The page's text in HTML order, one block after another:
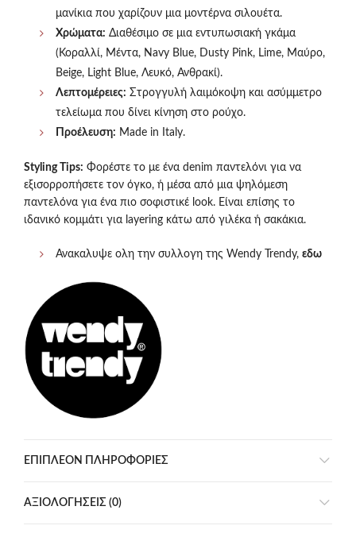
μανίκια που χαρίζουν μια μοντέρνα σιλουέτα.
Χρώματα: Διαθέσιμο σε μια εντυπωσιακή γκάμα
(Κοραλλί, Μέντα, Navy Blue, Dusty Pink, Lime, Μαύρο,
Beige, Light Blue, Λευκό, Ανθρακί).
Λεπτομέρειες: Στρογγυλή λαιμόκοψη και ασύμμετρο
τελείωμα που δίνει κίνηση στο ρούχο.
Προέλευση: Made in Italy.
Styling Tips: Φορέστε το με ένα denim παντελόνι για να
εξισορροπήσετε τον όγκο, ή μέσα από μια ψηλόμεση
παντελόνα για ένα πιο σοφιστικέ look. Είναι επίσης το
ιδανικό κομμάτι για layering κάτω από γιλέκα ή σακάκια.
Ανακαλυψε ολη την συλλογη της Wendy Trendy, εδω
ΕΠΙΠΛΈΟΝ ΠΛΗΡΟΦΟΡΊΕΣ
ΑΞΙΟΛΟΓΉΣΕΙΣ (0)